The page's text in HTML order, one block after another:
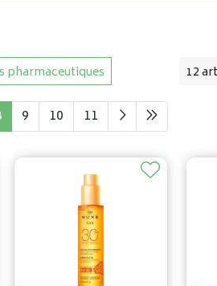
pharmaceutiques
9 10 11